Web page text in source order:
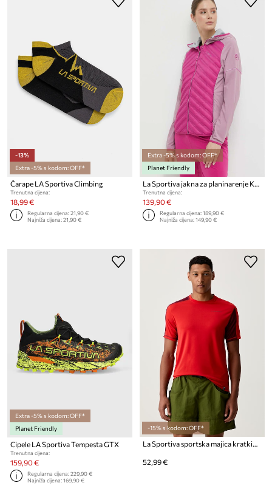
-13%
Extra -5% s kodom: OFF*
Čarape LA Sportiva Climbing
Trenutna cijena:
18,99 €
Regularna cijena:21,90 €
Najniža cijena:21,90 €
Extra -5% s kodom: OFF*
Planet Friendly
La Sportiva jakna za planinarenje Koro
Trenutna cijena:
139,90 €
Regularna cijena:189,90 €
Najniža cijena:149,90 €
Extra -5% s kodom: OFF*
Planet Friendly
Cipele LA Sportiva Tempesta GTX
Trenutna cijena:
159,90 €
Regularna cijena:229,90 €
Najniža cijena:169,90 €
-15% s kodom: OFF*
52,99 €